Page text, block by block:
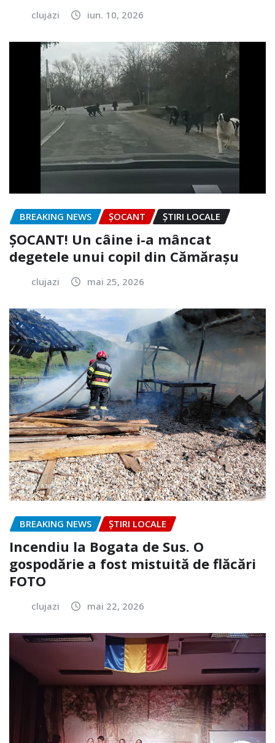
clujazi iun. 10, 2026
BREAKING NEWS ȘOCANT ȘTIRI LOCALE
ȘOCANT! Un câine i-a mâncat
degetele unui copil din Cămărașu
clujazi mai 25, 2026
BREAKING NEWS ȘTIRI LOCALE
Incendiu la Bogata de Sus. O
gospodărie a fost mistuită de flăcări
FOTO
clujazi mai 22, 2026